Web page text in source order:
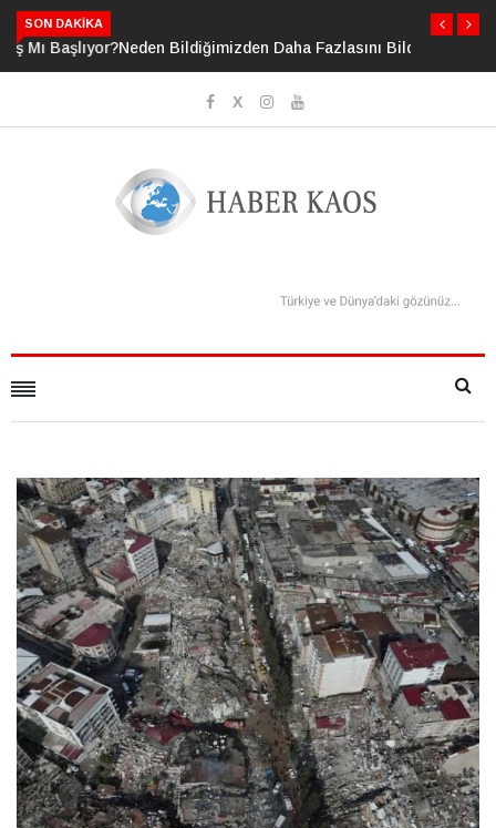
SON DAKIKA
Neden Bildiğimizden Daha Fazlasını Bildiğimizi Sanıyoruz?